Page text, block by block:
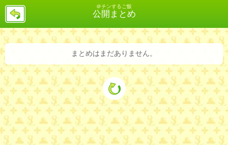
＠チンするご飯
公開まとめ
戻
まとめはまだありません。